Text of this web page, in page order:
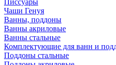
Писсуары
Чаши Генуя
Ванны, поддоны
Ванны акриловые
Ванны стальные
Комплектующие для ванн и
Поддоны стальные